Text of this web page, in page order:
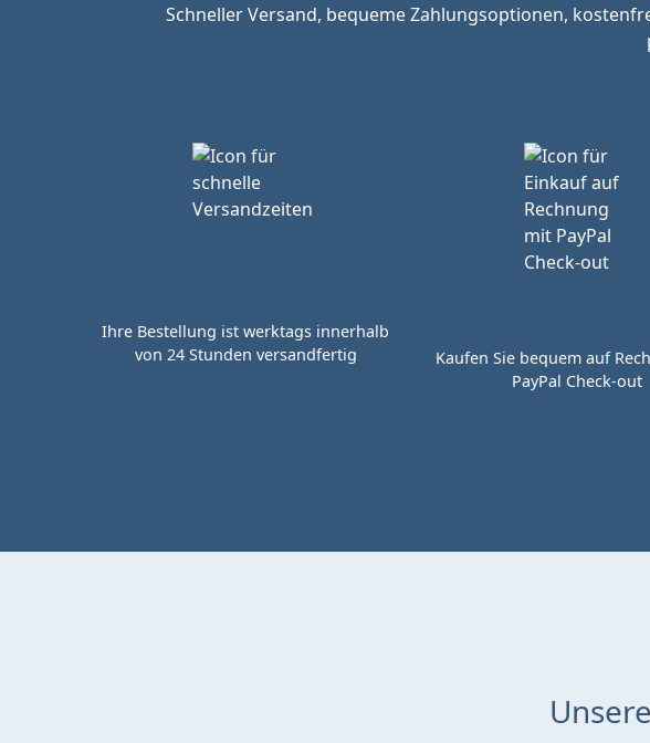
Schneller Versand, bequeme Zahlungsoptionen,
Ihre Bestellung ist werktags innerhalb
von 24 Stunden versandfertig
Kaufen Sie bequem auf
PayPal Check-out